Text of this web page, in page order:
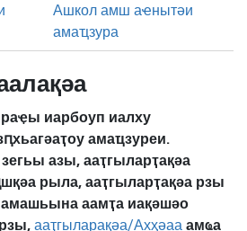
Ашкол амш аҽнытәи
амаҵзура
иарбоуп иалху
амаҵзуреи.
азы, ааҭгыларҭақәа
рыла, ааҭгыларҭақәа рзы
аамҭа иақәшәо
ааҭгыларақәа/Ахҳәаа амҩа